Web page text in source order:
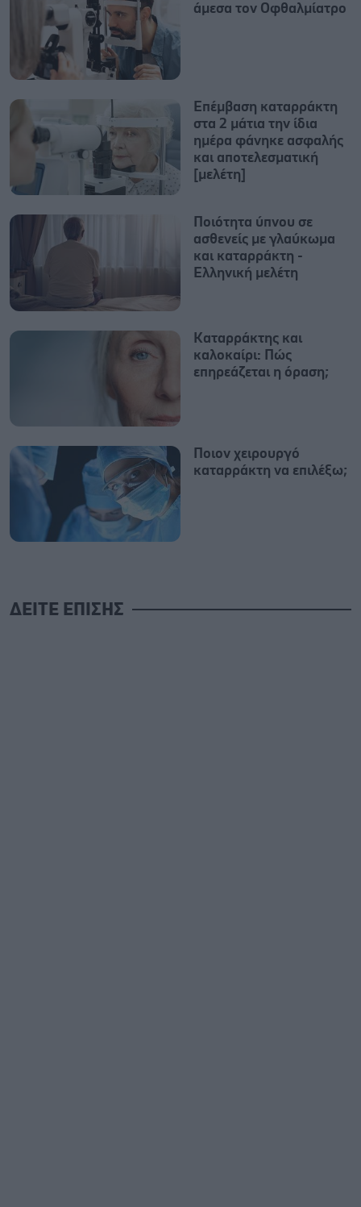
άμεσα τον Οφθαλμίατρο
Επέμβαση καταρράκτη
στα 2 μάτια την ίδια
ημέρα φάνηκε ασφαλής
και αποτελεσματική
[μελέτη]
Ποιότητα ύπνου σε
ασθενείς με γλαύκωμα
και καταρράκτη -
Ελληνική μελέτη
Καταρράκτης και
καλοκαίρι: Πώς
επηρεάζεται η όραση;
Ποιον χειρουργό
καταρράκτη να επιλέξω;
ΔΕΙΤΕ ΕΠΙΣΗΣ